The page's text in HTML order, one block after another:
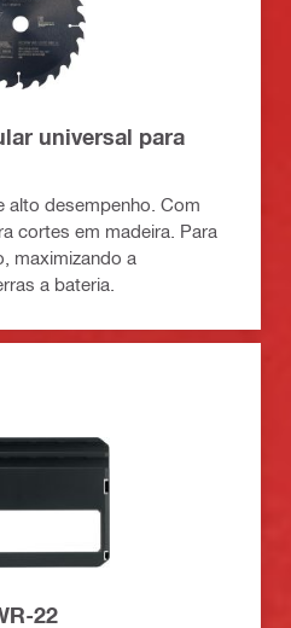
universal para
alto desempenho. Com
cortes em madeira. Para
maximizando a
a bateria.
22